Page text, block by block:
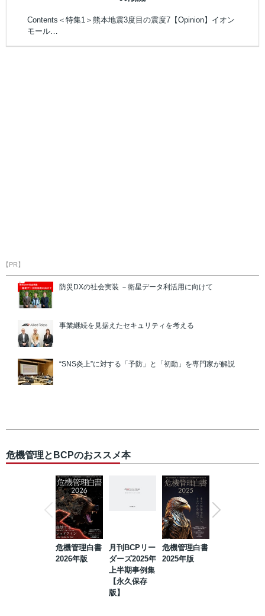
Contents＜特集1＞熊本地震3度目の震度7【Opinion】イオン
モール…
【PR】
防災DXの社会実装 －衛星データ利活用に向けて
事業継続を見据えたセキュリティを考える
“SNS炎上”に対する「予防」と「初動」を専門家が解説
危機管理とBCPのおススメ本
危機管理白書
2026年版
月刊BCPリー
ダーズ2025年
上半期事例集
【永久保存
版】
危機管理白書
2025年版